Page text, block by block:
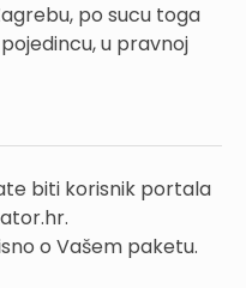
po sucu toga
u pravnoj
biti korisnik portala
o Vašem paketu.